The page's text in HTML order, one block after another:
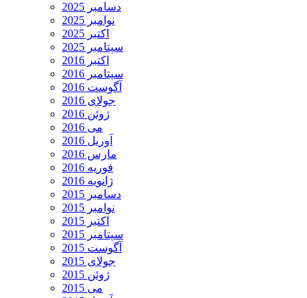
دسامبر 2025
نوامبر 2025
اکتبر 2025
سپتامبر 2025
اکتبر 2016
سپتامبر 2016
آگوست 2016
جولای 2016
ژوئن 2016
می 2016
آوریل 2016
مارس 2016
فوریه 2016
ژانویه 2016
دسامبر 2015
نوامبر 2015
اکتبر 2015
سپتامبر 2015
آگوست 2015
جولای 2015
ژوئن 2015
می 2015